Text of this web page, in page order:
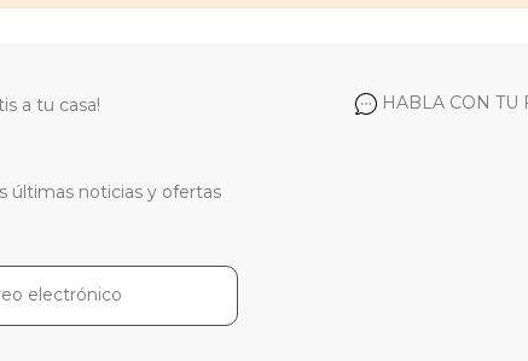
a tu casa! HABLA CON TU
últimas noticias y ofertas